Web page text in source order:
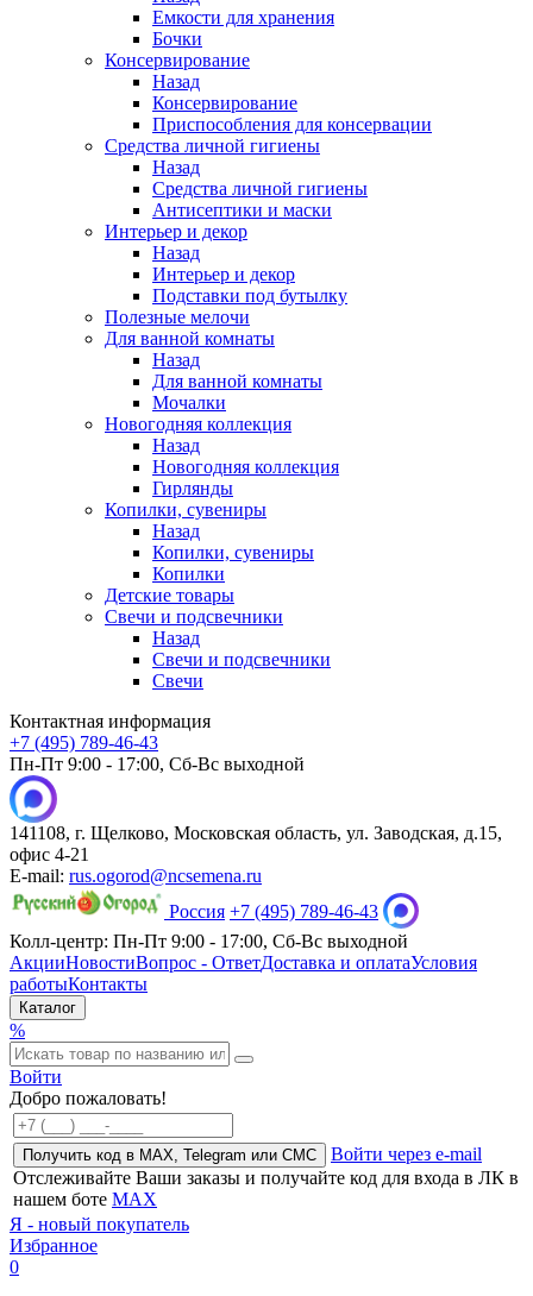
Емкости для хранения
Бочки
Консервирование
Назад
Консервирование
Приспособления для консервации
Средства личной гигиены
Назад
Средства личной гигиены
Антисептики и маски
Интерьер и декор
Назад
Интерьер и декор
Подставки под бутылку
Полезные мелочи
Для ванной комнаты
Назад
Для ванной комнаты
Мочалки
Новогодняя коллекция
Назад
Новогодняя коллекция
Гирлянды
Копилки, сувениры
Назад
Копилки, сувениры
Копилки
Детские товары
Свечи и подсвечники
Назад
Свечи и подсвечники
Свечи
Контактная информация
+7 (495) 789-46-43
Пн-Пт 9:00 - 17:00, Сб-Вс выходной
141108, г. Щелково, Московская область, ул. Заводская, д.15,
офис 4-21
E-mail: rus.ogorod@ncsemena.ru
Россия +7 (495) 789-46-43
Колл-центр: Пн-Пт 9:00 - 17:00, Сб-Вс выходной
АкцииНовостиВопрос - ОтветДоставка и оплатаУсловия
работыКонтакты
Каталог
%
Войти
Добро пожаловать!
Получить код в MAX, Telegram или СМС
Войти через e-mail
Отслеживайте Ваши заказы и получайте код для входа в ЛК в
нашем боте MAX
Я - новый покупатель
Избранное
0